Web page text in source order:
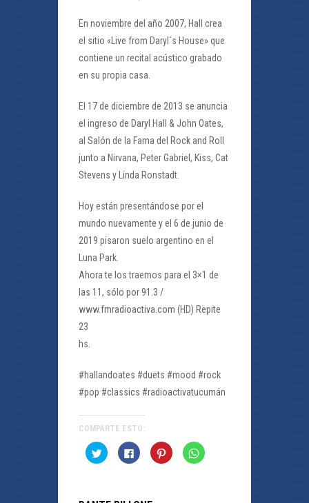
En noviembre del año 2007, Hall crea
el sitio «Live from Daryl´s House» que
contiene un recital acústico grabado
en su propia casa.
El 17 de diciembre de 2013 se anuncia
el ingreso de Daryl Hall & John Oates,
al Salón de la Fama del Rock and Roll
junto a Nirvana, Peter Gabriel, Kiss, Cat
Stevens y Linda Ronstadt.
Hoy están presentándose por el
mundo nuevamente y el 6 de junio de
2019 pisaron suelo argentino en el
Luna Park.
Ahora te los traemos para el 3×1 de
las 11, sólo por 91.3 /
www.fmradioactiva.com (HD) Repite
23
hs.
#hallandoates #duets #mood #rock
#pop #classics #radioactivatucumán
COMPARTE ESTO:
Haz
clic
(Se
Haz
clic
(Se
Haz
clic
Haz
clic